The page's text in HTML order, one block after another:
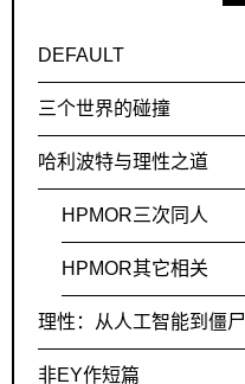
DEFAULT
三个世界的碰撞
哈利波特与理性之道
HPMOR三次同人
HPMOR其它相关
理性：从人工智能到僵尸
非EY作短篇